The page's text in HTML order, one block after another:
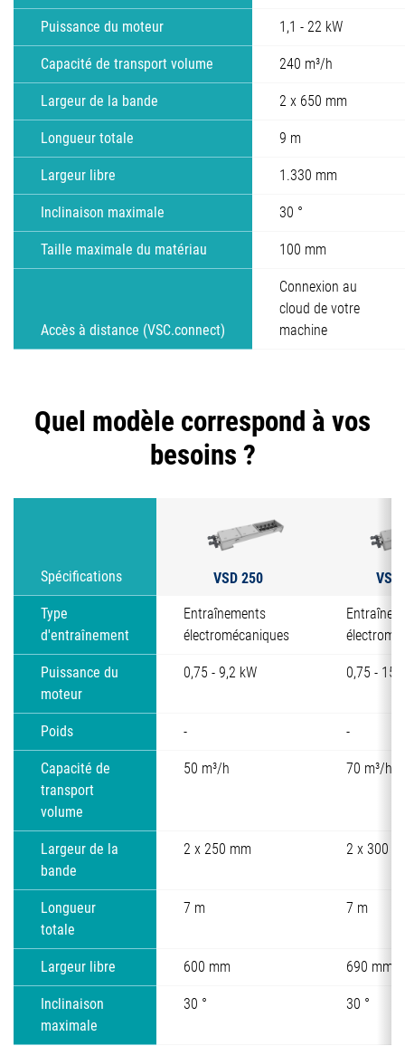
Puissance du moteur 1,1 - 22 kW
Capacité de transport volume 240 m³/h
Largeur de la bande 2 x 650 mm
Longueur totale 9 m
Largeur libre 1.330 mm
Inclinaison maximale 30 °
Taille maximale du matériau 100 mm
Accès à distance (VSC.connect)
Connexion au
cloud de votre
machine
Quel modèle correspond à vos
besoins ?
Spécifications VSD 250
Type
d'entraînement
Entraînements
électromécaniques
Puissance du
moteur
0,75 - 9,2 kW 0,75 - 15
Poids - -
Capacité de
transport
volume
50 m³/h 70 m³/h
Largeur de la
bande
2 x 250 mm 2 x 300
Longueur
totale
7 m 7 m
Largeur libre 600 mm 690 mm
Inclinaison
maximale
30 ° 30 °